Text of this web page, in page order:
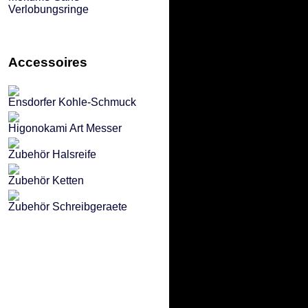
Verlobungsringe
Accessoires
Ensdorfer Kohle-Schmuck
Higonokami Art Messer
Zubehör Halsreife
Zubehör Ketten
Zubehör Schreibgeraete